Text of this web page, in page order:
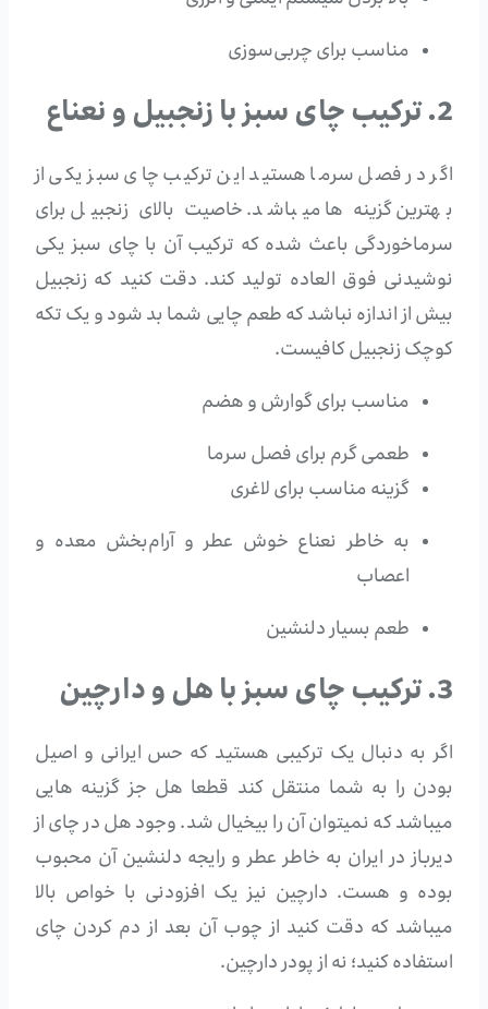
مناسب برای چربی‌سوزی
2. ترکیب چای سبز با زنجبیل و نعناع
اگر در فصل سرما هستید این ترکیب چای سبز یکی از
بهترین گزینه ها میباشد. خاصیت بالای زنجبیل برای
سرماخوردگی باعث شده که ترکیب آن با چای سبز یکی
نوشیدنی فوق العاده تولید کند. دقت کنید که زنجبیل
بیش از اندازه نباشد که طعم چایی شما بد شود و یک تکه
کوچک زنجبیل کافیست.
مناسب برای گوارش و هضم
طعمی گرم برای فصل سرما
گزینه مناسب برای لاغری
به خاطر نعناع خوش عطر و آرام‌بخش معده و
اعصاب
طعم بسیار دلنشین
3. ترکیب چای سبز با هل و دارچین
اگر به دنبال یک ترکیبی هستید که حس ایرانی و اصیل
بودن را به شما منتقل کند قطعا هل جز گزینه هایی
میباشد که نمیتوان آن را بیخیال شد. وجود هل در چای از
دیرباز در ایران به خاطر عطر و رایجه دلنشین آن محبوب
بوده و هست. دارچین نیز یک افزودنی با خواص بالا
میباشد که دقت کنید از چوب آن بعد از دم کردن چای
استفاده کنید؛ نه از پودر دارچین.